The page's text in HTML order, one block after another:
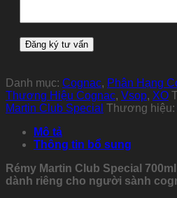
Danh mục: Cognac, Phân Hạng
Thương Hiệu Cognac, Vsop, XO
Martin Club Special
Thương hiệu:
Mô tả
Thông tin bổ sung
Rémy Martin Club Special
dành riêng cho người sành